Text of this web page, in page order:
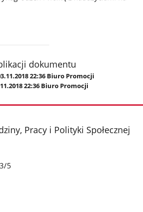
dokumentu
22:36 Biuro Promocji
22:36 Biuro Promocji
Pracy i Polityki Społecznej
5